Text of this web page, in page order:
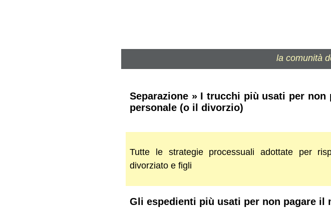
la comunità
Separazione » I trucchi più usati per
personale (o il divorzio)
Tutte le strategie processuali adottate per
divorziato e figli
Gli espedienti più usati per non pagare il